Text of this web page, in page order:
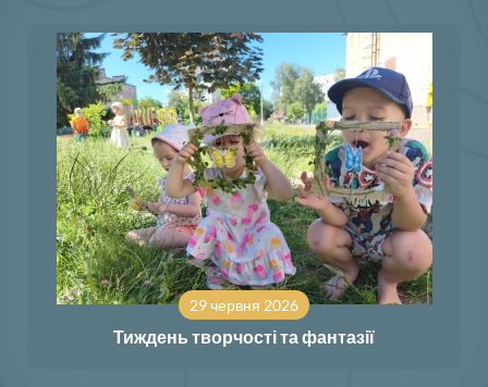
29 червня 2026
Тиждень творчості та фантазії